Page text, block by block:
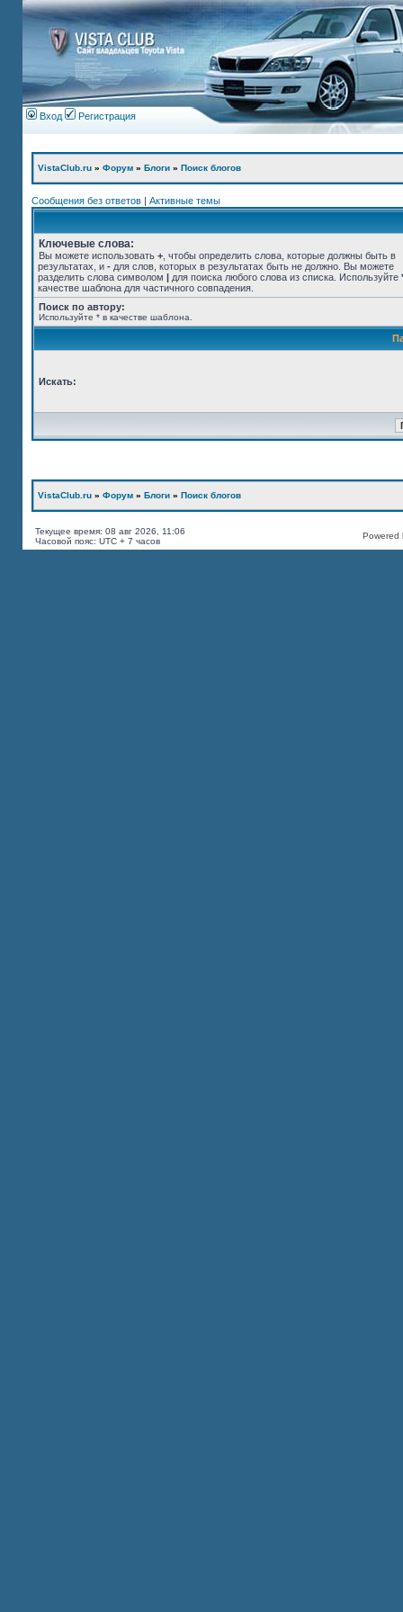
Вход Регистрация
VistaClub.ru » Форум » Блоги » Поиск блогов
Сообщения без ответов | Активные темы
Ключевые слова:
Вы можете использовать + , чтобы определить слова, которые должны быть в
результатах, и - для слов, которых в результатах быть не должно. Вы можете
разделить слова символом | для поиска любого слова из списка. Используйте
качестве шаблона для частичного совпадения.
Поиск по автору:
Используйте * в качестве шаблона.
Искать:
VistaClub.ru » Форум » Блоги » Поиск блогов
Текущее время: 08 авг 2026, 11:06
Часовой пояс: UTC + 7 часов
Powered